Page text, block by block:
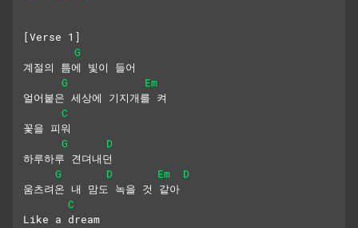
[Verse 1]
G
계절의 틈에 빛이 들어
G
Em
얼어붙은 세상에 기지개를 켜
C
꽃을 피워
G
D
하루하루 견뎌내던
G
D Em
D
움츠려온 내 맘도 녹을 것 같아
C
Like a dream